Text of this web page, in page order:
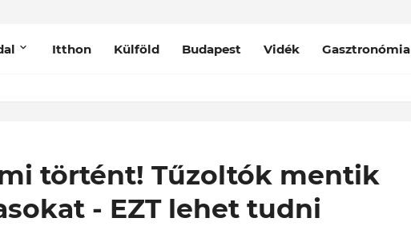
Itthon Külföld Budapest Vidék Gasztronómia
történt! Tűzoltók mentik
- EZT lehet tudni